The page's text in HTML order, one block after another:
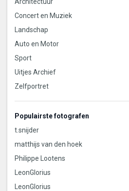
Concert en Muziek
Landschap
Auto en Motor
Sport
Uitjes Archief
Zelfportret
Populairste fotografen
t.snijder
matthijs van den hoek
Philippe Lootens
LeonGlorius
LeonGlorius